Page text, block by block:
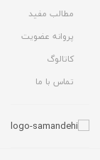
مطالب مفید
پروانه عضویت
کاتالوگ
تماس با ما